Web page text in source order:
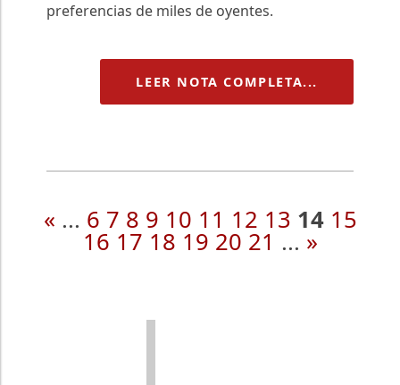
preferencias de miles de oyentes.
LEER NOTA COMPLETA...
« ... 6 7 8 9 10 11 12 13 14 15
16 17 18 19 20 21 ... »